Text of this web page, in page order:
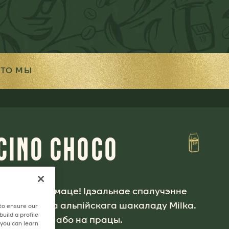
МЫ
CHOCO
фармаце! Ідэальнае спалучэнне
альпійскага шакаладу Milka.
дома або на працы.
ensure our
a profile
can learn